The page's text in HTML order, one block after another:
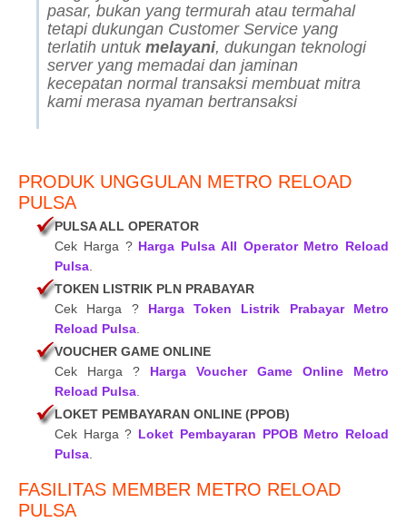
pasar, bukan yang termurah atau termahal
tetapi dukungan Customer Service yang
terlatih untuk melayani, dukungan teknologi
server yang memadai dan jaminan
kecepatan normal transaksi membuat mitra
kami merasa nyaman bertransaksi
PRODUK UNGGULAN METRO RELOAD
PULSA
PULSA ALL OPERATOR
Cek Harga ? Harga Pulsa All Operator Metro Reload
Pulsa.
TOKEN LISTRIK PLN PRABAYAR
Cek Harga ? Harga Token Listrik Prabayar Metro
Reload Pulsa.
VOUCHER GAME ONLINE
Cek Harga ? Harga Voucher Game Online Metro
Reload Pulsa.
LOKET PEMBAYARAN ONLINE (PPOB)
Cek Harga ? Loket Pembayaran PPOB Metro Reload
Pulsa.
FASILITAS MEMBER METRO RELOAD
PULSA